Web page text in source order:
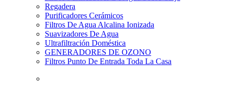
Regadera
Purificadores Cerámicos
Filtros De Agua Alcalina Ionizada
Suavizadores De Agua
Ultrafiltración Doméstica
GENERADORES DE OZONO
Filtros Punto De Entrada Toda La Casa